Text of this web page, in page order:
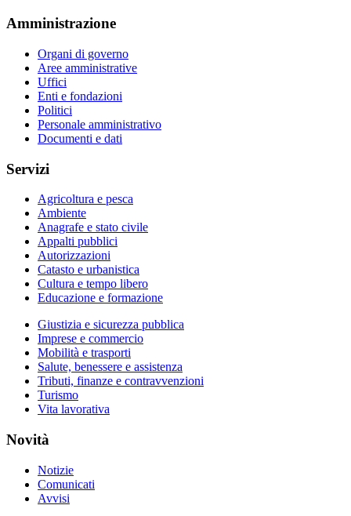
Amministrazione
Organi di governo
Aree amministrative
Uffici
Enti e fondazioni
Politici
Personale amministrativo
Documenti e dati
Servizi
Agricoltura e pesca
Ambiente
Anagrafe e stato civile
Appalti pubblici
Autorizzazioni
Catasto e urbanistica
Cultura e tempo libero
Educazione e formazione
Giustizia e sicurezza pubblica
Imprese e commercio
Mobilità e trasporti
Salute, benessere e assistenza
Tributi, finanze e contravvenzioni
Turismo
Vita lavorativa
Novità
Notizie
Comunicati
Avvisi